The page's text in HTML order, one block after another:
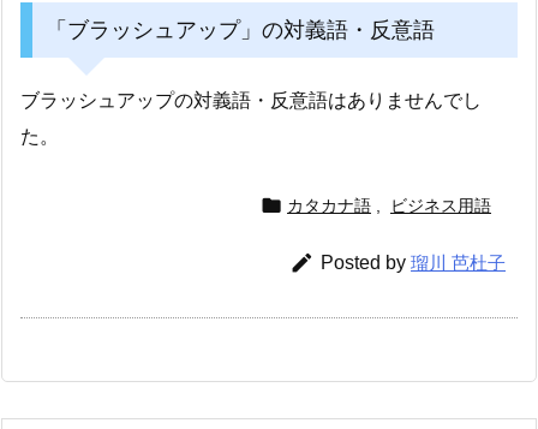
「ブラッシュアップ」の対義語・反意語
ブラッシュアップの対義語・反意語はありませんでし
た。
 カタカナ語 ビジネス用語
 Posted by 瑠川 芭杜子